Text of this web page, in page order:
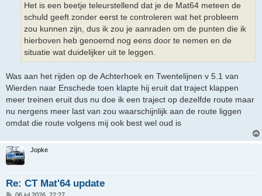
Het is een beetje teleurstellend dat je de Mat64 meteen de
schuld geeft zonder eerst te controleren wat het probleem
zou kunnen zijn, dus ik zou je aanraden om de punten die ik
hierboven heb genoemd nog eens door te nemen en de
situatie wat duidelijker uit te leggen.
Was aan het rijden op de Achterhoek en Twentelijnen v 5.1 van
Wierden naar Enschede toen klapte hij eruit dat traject klappen
meer treinen eruit dus nu doe ik een traject op dezelfde route maar
nu nergens meer last van zou waarschijnlijk aan de route liggen
omdat die route volgens mij ook best wel oud is
Jopke
Re: CT Mat'64 update
B